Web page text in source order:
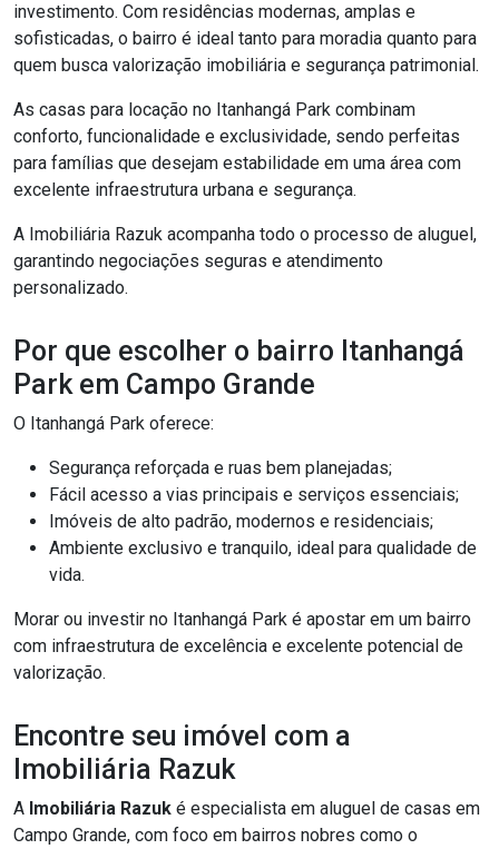
investimento. Com residências modernas, amplas e
sofisticadas, o bairro é ideal tanto para moradia quanto para
quem busca valorização imobiliária e segurança patrimonial.
As casas para locação no Itanhangá Park combinam
conforto, funcionalidade e exclusividade, sendo perfeitas
para famílias que desejam estabilidade em uma área com
excelente infraestrutura urbana e segurança.
A Imobiliária Razuk acompanha todo o processo de aluguel,
garantindo negociações seguras e atendimento
personalizado.
Por que escolher o bairro Itanhangá
Park em Campo Grande
O Itanhangá Park oferece:
Segurança reforçada e ruas bem planejadas;
Fácil acesso a vias principais e serviços essenciais;
Imóveis de alto padrão, modernos e residenciais;
Ambiente exclusivo e tranquilo, ideal para qualidade de
vida.
Morar ou investir no Itanhangá Park é apostar em um bairro
com infraestrutura de excelência e excelente potencial de
valorização.
Encontre seu imóvel com a
Imobiliária Razuk
A Imobiliária Razuk é especialista em aluguel de casas em
Campo Grande, com foco em bairros nobres como o